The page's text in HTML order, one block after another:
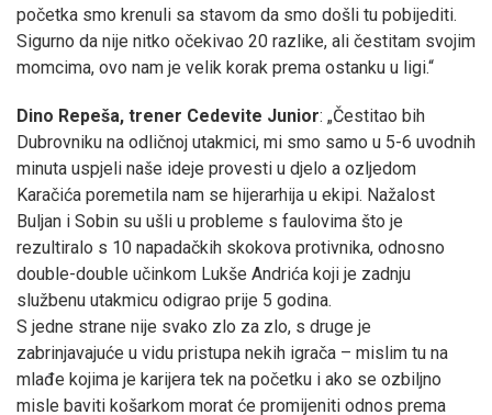
početka smo krenuli sa stavom da smo došli tu pobijediti.
Sigurno da nije nitko očekivao 20 razlike, ali čestitam svojim
momcima, ovo nam je velik korak prema ostanku u ligi.“
Dino Repeša, trener Cedevite Junior: „Čestitao bih
Dubrovniku na odličnoj utakmici, mi smo samo u 5-6 uvodnih
minuta uspjeli naše ideje provesti u djelo a ozljedom
Karačića poremetila nam se hijerarhija u ekipi. Nažalost
Buljan i Sobin su ušli u probleme s faulovima što je
rezultiralo s 10 napadačkih skokova protivnika, odnosno
double-double učinkom Lukše Andrića koji je zadnju
službenu utakmicu odigrao prije 5 godina.
S jedne strane nije svako zlo za zlo, s druge je
zabrinjavajuće u vidu pristupa nekih igrača – mislim tu na
mlađe kojima je karijera tek na početku i ako se ozbiljno
misle baviti košarkom morat će promijeniti odnos prema